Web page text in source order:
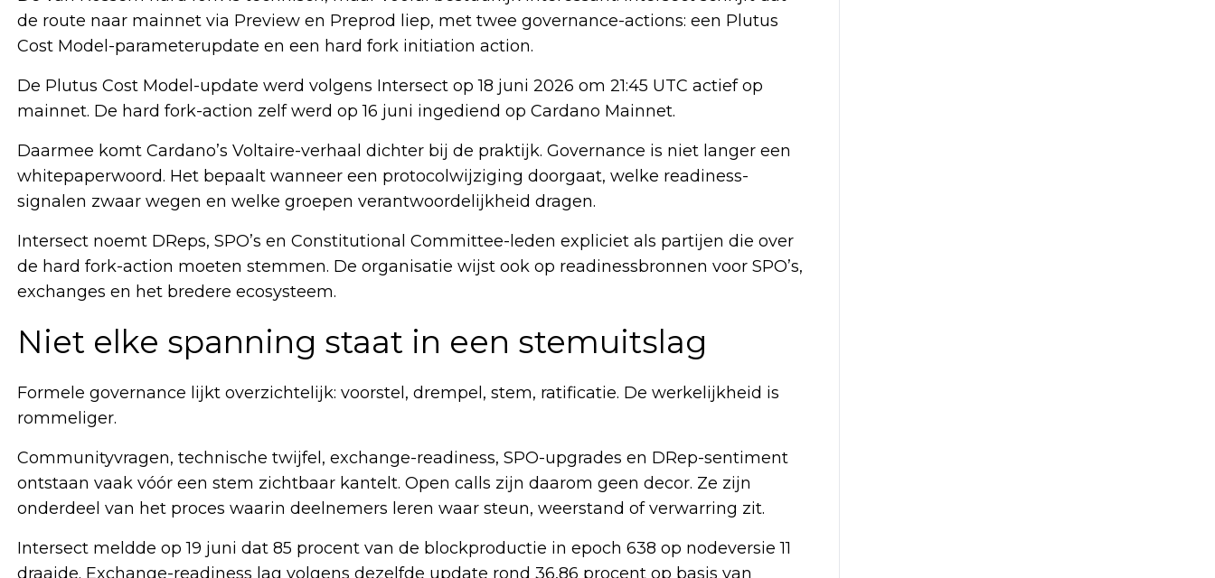
de route naar mainnet via Preview en Preprod liep, met twee governance-actions: een Plutus
Cost Model-parameterupdate en een hard fork initiation action.
De Plutus Cost Model-update werd volgens Intersect op 18 juni 2026 om 21:45 UTC actief op
mainnet. De hard fork-action zelf werd op 16 juni ingediend op Cardano Mainnet.
Daarmee komt Cardano’s Voltaire-verhaal dichter bij de praktijk. Governance is niet langer een
whitepaperwoord. Het bepaalt wanneer een protocolwijziging doorgaat, welke readiness-
signalen zwaar wegen en welke groepen verantwoordelijkheid dragen.
Intersect noemt DReps, SPO’s en Constitutional Committee-leden expliciet als partijen die over
de hard fork-action moeten stemmen. De organisatie wijst ook op readinessbronnen voor SPO’s,
exchanges en het bredere ecosysteem.
Niet elke spanning staat in een stemuitslag
Formele governance lijkt overzichtelijk: voorstel, drempel, stem, ratificatie. De werkelijkheid is
rommeliger.
Communityvragen, technische twijfel, exchange-readiness, SPO-upgrades en DRep-sentiment
ontstaan vaak vóór een stem zichtbaar kantelt. Open calls zijn daarom geen decor. Ze zijn
onderdeel van het proces waarin deelnemers leren waar steun, weerstand of verwarring zit.
Intersect meldde op 19 juni dat 85 procent van de blockproductie in epoch 638 op nodeversie 11
draaide. Exchange-readiness lag volgens dezelfde update rond 36,86 procent op basis van